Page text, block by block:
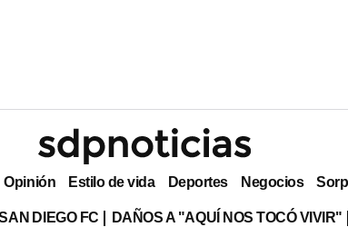
Opinión Estilo de vida Deportes Negocios
DIEGO FC DAÑOS A "AQUÍ NOS TOCÓ VIVIR"